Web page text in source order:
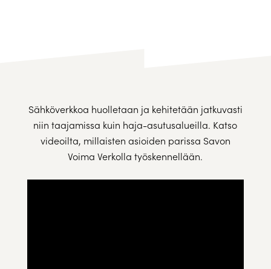
Sähköverkkoa huolletaan ja kehitetään jatkuvasti
niin taajamissa kuin haja-asutusalueilla. Katso
videoilta, millaisten asioiden parissa Savon
Voima Verkolla työskennellään.